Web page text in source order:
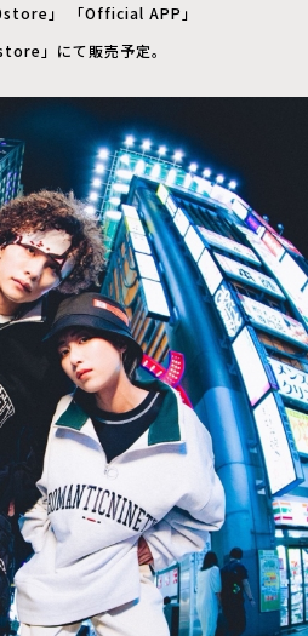
」 「Official APP」
」にて販売予定。